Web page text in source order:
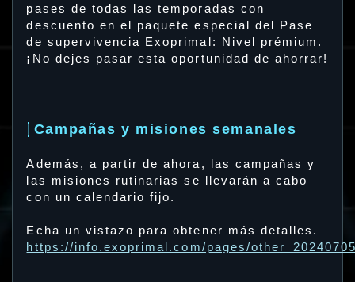
pases de todas las temporadas con
descuento en el paquete especial del Pase
de supervivencia Exoprimal: Nivel prémium.
¡No dejes pasar esta oportunidad de ahorrar!
Campañas y misiones semanales
Además, a partir de ahora, las campañas y
las misiones rutinarias se llevarán a cabo
con un calendario fijo.
Echa un vistazo para obtener más detalles.
https://info.exoprimal.com/pages/